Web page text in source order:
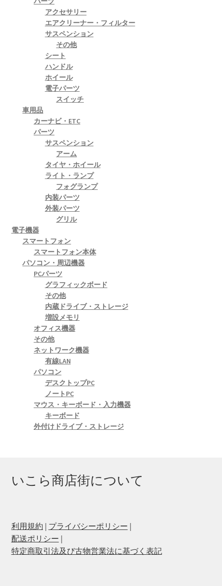
アクセサリー
エアクリーナー・フィルター
サスペンション
その他
シート
ハンドル
ホイール
電子パーツ
スイッチ
車用品
カーナビ・ETC
パーツ
サスペンション
アーム
タイヤ・ホイール
ライト・ランプ
フォグランプ
内装パーツ
外装パーツ
グリル
電子機器
スマートフォン
スマートフォン本体
パソコン・周辺機器
PCパーツ
グラフィックボード
その他
内蔵ドライブ・ストレージ
増設メモリ
オフィス機器
その他
ネットワーク機器
有線LAN
パソコン
デスクトップPC
ノートPC
マウス・キーボード・入力機器
キーボード
外付けドライブ・ストレージ
いこら商店街について
利用規約 | プライバシーポリシー |
配送ポリシー |
特定商取引法及び古物営業法に基づく表記